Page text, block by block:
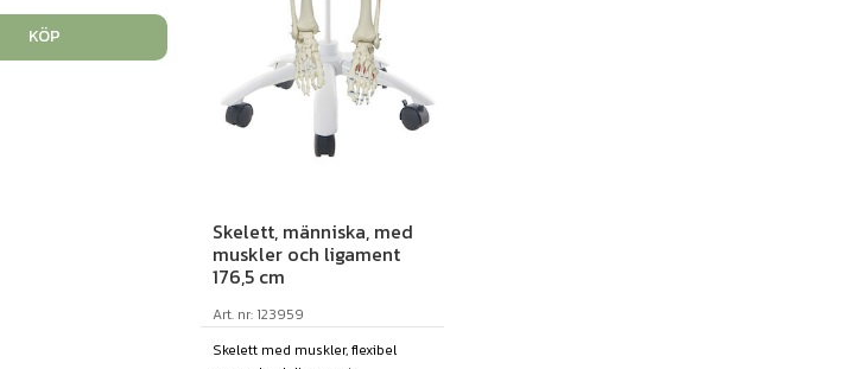
KÖP
Skelett, människa, med
muskler och ligament
176,5 cm
Art. nr: 123959
Skelett med muskler, flexibel